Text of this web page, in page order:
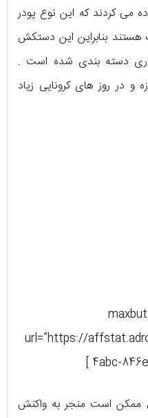
می کردند که این نوع پودر
بنابراین این دستکش
دسته بندی شده است .
و در روز های کرونایی زیاد
url=”https://
4abc-
ممکن است منجر به واکنش